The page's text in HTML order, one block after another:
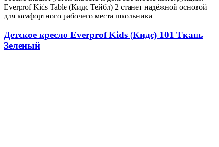
Everprof Kids Table (Кидс Тейбл) 2 станет надёжной основой
для комфортного рабочего места школьника.
Детское кресло Everprof Kids (Кидс) 101 Ткань
Зеленый